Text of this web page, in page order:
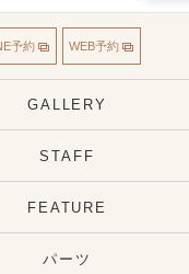
予約 WEB予約
GALLERY
STAFF
FEATURE
パーツ